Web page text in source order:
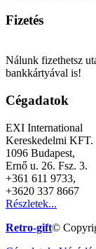
Fizetés
Nálunk fizethetsz
bankkártyával is!
Cégadatok
EXI International
Kereskedelmi KFT.
1096 Budapest,
Ernő u. 26. Fsz. 3.
+361 611 9733,
+3620 337 8667
Részletek...
Retro-gift©